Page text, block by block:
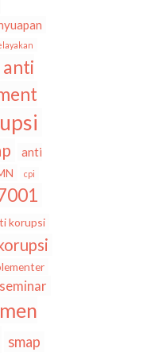
anti
anti
cpi
korupsi
seminar
smap